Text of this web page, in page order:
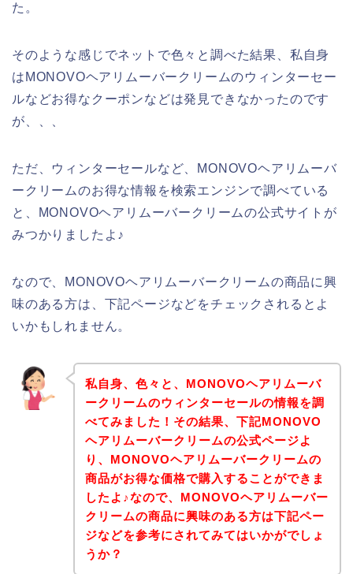
た。
そのような感じでネットで色々と調べた結果、私自身
はMONOVOヘアリムーバークリームのウィンターセー
ルなどお得なクーポンなどは発見できなかったのです
が、、、
ただ、ウィンターセールなど、MONOVOヘアリムーバ
ークリームのお得な情報を検索エンジンで調べている
と、MONOVOヘアリムーバークリームの公式サイトが
みつかりましたよ♪
なので、MONOVOヘアリムーバークリームの商品に興
味のある方は、下記ページなどをチェックされるとよ
いかもしれません。
私自身、色々と、MONOVOヘアリムーバ
ークリームのウィンターセールの情報を調
べてみました！その結果、下記MONOVO
ヘアリムーバークリームの公式ページよ
り、MONOVOヘアリムーバークリームの
商品がお得な価格で購入することができま
したよ♪なので、MONOVOヘアリムーバー
クリームの商品に興味のある方は下記ペー
ジなどを参考にされてみてはいかがでしょ
うか？